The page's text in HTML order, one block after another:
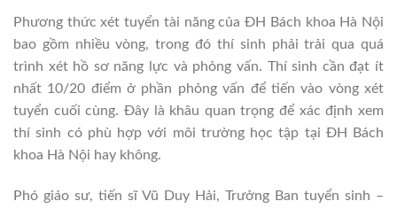
Phương thức xét tuyển tài năng của ĐH Bách khoa Hà Nội
bao gồm nhiều vòng, trong đó thí sinh phải trải qua quá
trình xét hồ sơ năng lực và phỏng vấn. Thí sinh cần đạt ít
nhất 10/20 điểm ở phần phỏng vấn để tiến vào vòng xét
tuyển cuối cùng. Đây là khâu quan trọng để xác định xem
thí sinh có phù hợp với môi trường học tập tại ĐH Bách
khoa Hà Nội hay không.
Phó giáo sư, tiến sĩ Vũ Duy Hải, Trưởng Ban tuyển sinh –